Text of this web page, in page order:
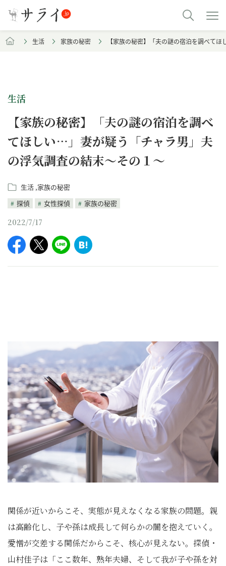
生活 家族の秘密 【家族の秘密】「夫の謎の宿泊を調べて
生活
【家族の秘密】「夫の謎の宿泊を調べ
てほしい…」妻が疑う「チャラ男」夫
の浮気調査の結末～その１～
生活 家族の秘密
探偵
女性探偵 家族の秘密
2022/7/17
関係が近いからこそ、実態が見えなくなる家族の問題。親
は高齢化し、子や孫は成長して何らかの闇を抱えていく。
愛憎が交差する関係だからこそ、核心が見えない。探偵・
山村佳子は「ここ数年、熟年夫婦、そして我が子や孫を対